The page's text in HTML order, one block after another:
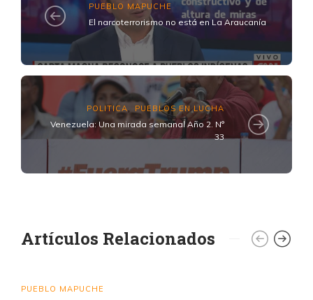
PUEBLO MAPUCHE
El narcoterrorismo no está en La Araucanía
POLITICA PUEBLOS EN LUCHA
Venezuela: Una mirada semanal Año 2. N°
33
Artículos Relacionados
PUEBLO MAPUCHE